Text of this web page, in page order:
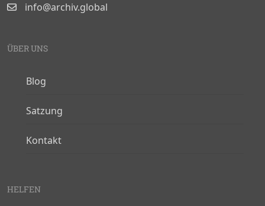
info@archiv.global
ÜBER UNS
Blog
Satzung
Kontakt
HELFEN